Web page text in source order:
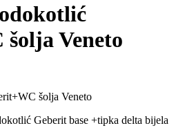
Veneto
šolja Veneto
Geberit base +tipka delta bijela